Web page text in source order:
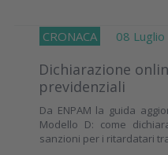
CRONACA 08 Luglio
Dichiarazione
previdenziali
Da ENPAM la guida
Modello D: come
sanzioni per i ritardatari